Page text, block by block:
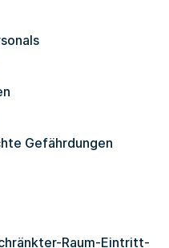
Gefährdungen
Raum-Eintritt-